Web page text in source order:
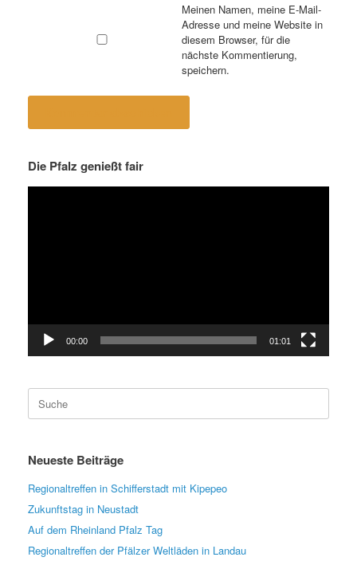
Meinen Namen, meine E-Mail-
Adresse und meine Website in
diesem Browser, für die
nächste Kommentierung,
speichern.
Die Pfalz genießt fair
00:00 01:01
Suche
nach:
Neueste Beiträge
Regionaltreffen in Schifferstadt mit Kipepeo
Zukunftstag in Neustadt
Auf dem Rheinland Pfalz Tag
Regionaltreffen der Pfälzer Weltläden in Landau